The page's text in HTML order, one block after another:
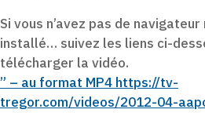
Si vous n’avez pas de
installé… suivez les liens ci-
télécharger la vidéo.
” – au format MP4 https://tv-
tregor.com/videos/2012-04-